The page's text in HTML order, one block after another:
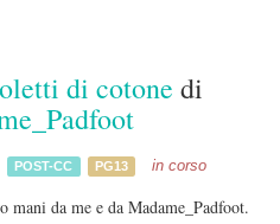
di cotone di
POST-CC PG13 in corso
mani da me e da Madame_Padfoot.